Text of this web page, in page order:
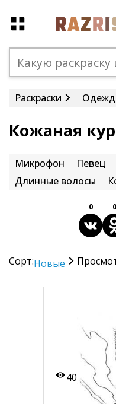
Раскраски
Кожаная
Микрофон Певец
Длинные волосы
0 0
Сорт:Новые
40